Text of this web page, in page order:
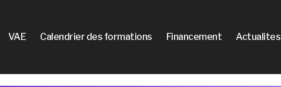
VAE Calendrier des formations Financement Actualites